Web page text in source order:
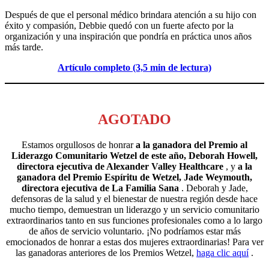
Después de que el personal médico brindara atención a su hijo con
éxito y compasión, Debbie quedó con un fuerte afecto por la
organización y una inspiración que pondría en práctica unos años
más tarde.
Artículo completo (3,5 min de lectura)
AGOTADO
Estamos orgullosos de honrara la ganadora del Premio al
Liderazgo Comunitario Wetzel de este año, Deborah Howell,
directora ejecutiva de Alexander Valley Healthcare , y a la
ganadora del Premio Espíritu de Wetzel, Jade Weymouth,
directora ejecutiva de La Familia Sana . Deborah y Jade,
defensoras de la salud y el bienestar de nuestra región desde hace
mucho tiempo, demuestran un liderazgo y un servicio comunitario
extraordinarios tanto en sus funciones profesionales como a lo largo
de años de servicio voluntario. ¡No podríamos estar más
emocionados de honrar a estas dos mujeres extraordinarias! Para ver
las ganadoras anteriores de los Premios Wetzel, haga clic aquí.